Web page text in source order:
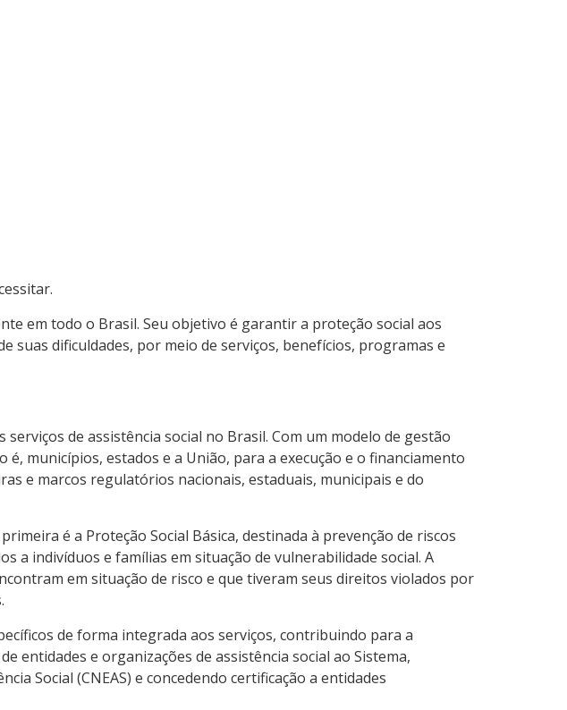
em todo o Brasil. Seu objetivo é garantir a proteção social aos
suas dificuldades, por meio de serviços, benefícios, programas e
de assistência social no Brasil. Com um modelo de gestão
municípios, estados e a União, para a execução e o financiamento
e marcos regulatórios nacionais, estaduais, municipais e do
é a Proteção Social Básica, destinada à prevenção de riscos
a indivíduos e famílias em situação de vulnerabilidade social. A
em situação de risco e que tiveram seus direitos violados por
de forma integrada aos serviços, contribuindo para a
entidades e organizações de assistência social ao Sistema,
Social (CNEAS) e concedendo certificação a entidades